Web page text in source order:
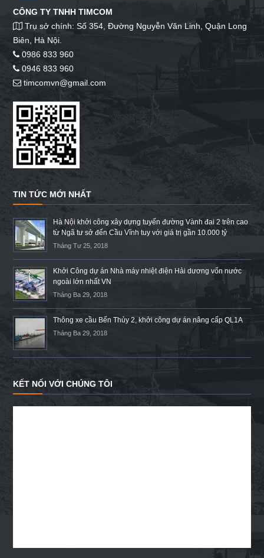
CÔNG TY TNHH TIMCOM
Trụ sở chính: Số 354, Đường Nguyễn Văn Linh, Quận Long
Biên, Hà Nội.
0986 833 960
0946 833 960
timcomvn@gmail.com
TIN TỨC MỚI NHẤT
Hà Nội khởi công xây dựng tuyến đường Vành đai 2 trên cao
từ Ngã tư sở đến Cầu Vĩnh tuy với giá trị gần 10.000 tỷ
Tháng Tư 25, 2018
Khởi Công dự án Nhà máy nhiệt điện Hải dương vốn nước
ngoài lớn nhất VN
Tháng Ba 29, 2018
Thông xe cầu Bến Thủy 2, khởi công dự án nâng cấp QL1A
Tháng Ba 29, 2018
KẾT NỐI VỚI CHÚNG TÔI